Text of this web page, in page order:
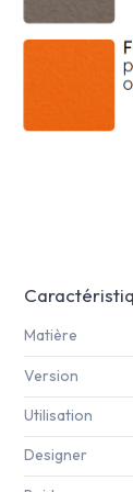
Matière
Version
Utilisation
Designer